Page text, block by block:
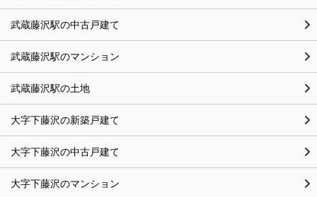
武蔵藤沢駅の中古戸建て
武蔵藤沢駅のマンション
武蔵藤沢駅の土地
大字下藤沢の新築戸建て
大字下藤沢の中古戸建て
大字下藤沢のマンション